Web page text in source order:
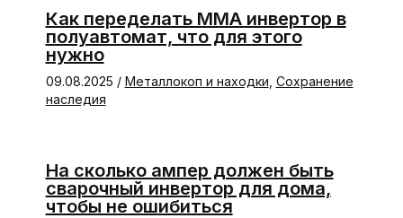
Как переделать ММА инвертор в
полуавтомат, что для этого
нужно
09.08.2025 / Металлокоп и находки Сохранение
наследия
На сколько ампер должен быть
сварочный инвертор для дома,
чтобы не ошибиться